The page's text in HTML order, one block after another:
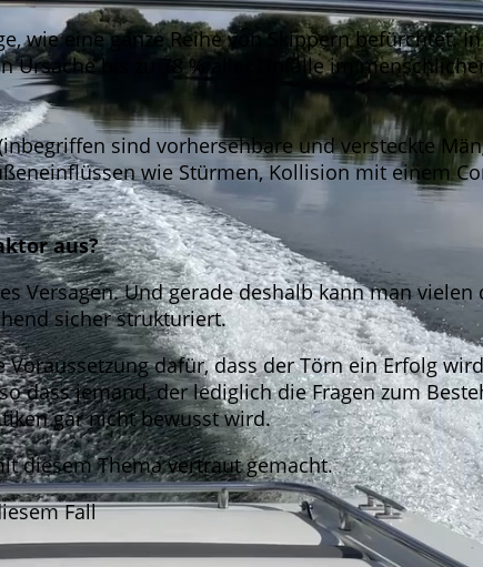
wie eine ganze Reihe von Skippern befürchtet. In
bis zu 78 % aller Unfälle im
sind vorhersehbare und versteckte
wie Stürmen, Kollision mit einem
aus?
Versagen. Und gerade deshalb kann man vielen
sicher strukturiert.
dafür, dass der Törn ein Erfolg
dass jemand, der lediglich die Fragen zum
gar nicht bewusst wird.
diesem Thema vertraut gemacht.
Fall